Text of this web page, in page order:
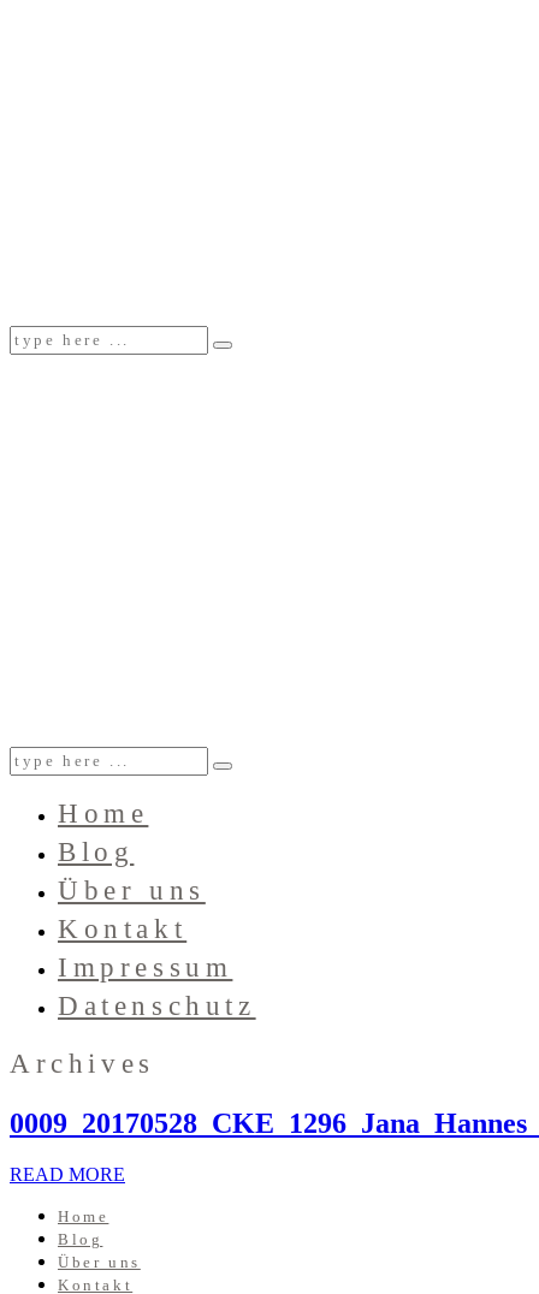
Home
Blog
Über uns
Kontakt
Impressum
Datenschutz
Archives
READ MORE
Home
Blog
Über uns
Kontakt